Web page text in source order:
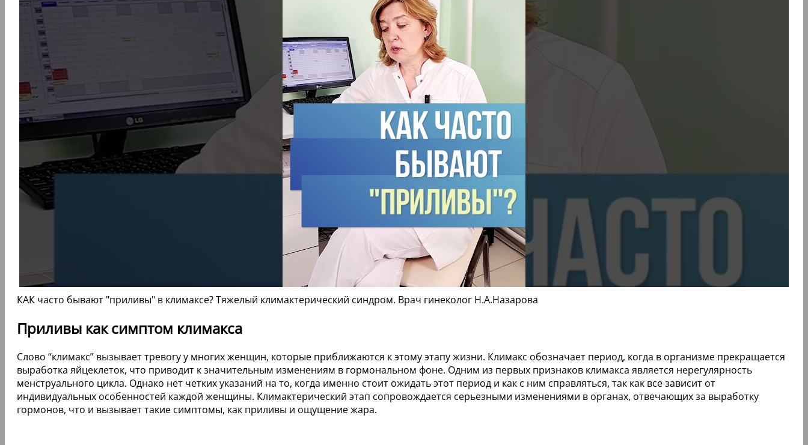
КАК часто бывают "приливы" в климаксе? Тяжелый климактерический синдром. Врач гинеколог Н.А.Назарова
Приливы как симптом климакса
Слово “климакс” вызывает тревогу у многих женщин, которые приближаются к этому этапу жизни. Климакс обозначает период, когда в организме прекращается
выработка яйцеклеток, что приводит к значительным изменениям в гормональном фоне. Одним из первых признаков климакса является нерегулярность
менструального цикла. Однако нет четких указаний на то, когда именно стоит ожидать этот период и как с ним справляться, так как все зависит от
индивидуальных особенностей каждой женщины. Климактерический этап сопровождается серьезными изменениями в органах, отвечающих за выработку
гормонов, что и вызывает такие симптомы, как приливы и ощущение жара.